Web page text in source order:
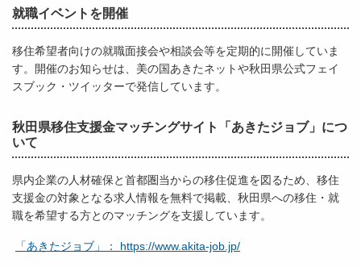
就職イベントを開催
移住希望者向けの就職面接会や相談会等を定期的に開催していま
す。開催のお知らせは、美の国あきたネットや秋田県公式フェイ
スブック・ツイッターで発信しています。
秋田県移住支援金マッチングサイト「あきたジョブ」につ
いて
県内企業の人材確保と首都圏当からの移住促進を図るため、移住
支援金の対象となる求人情報を無料で掲載、秋田県への移住・就
職を希望する方とのマッチングを支援しています。
「あきたジョブ」： https://www.akita-job.jp/